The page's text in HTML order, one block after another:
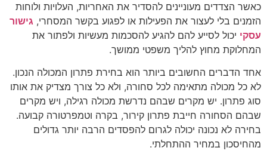
כאשר הצדדים מעוניינים להסדיר את האחריות, העלויות ולוחות
הזמנים בלי לעצור את הפעילות או לפגוע בקשר המסחרי, גישור
עסקי יכול לסייע להם להגיע להסכמות מעשיות ולפתור את
המחלוקת מחוץ להליך משפטי ממושך.
אחד הדברים החשובים ביותר הוא בחירת פתרון המכולה הנכון.
לא כל מכולה מתאימה לכל סחורה, ולא כל צורך מצדיק את אותו
סוג פתרון. יש מקרים שבהם נדרשת מכולה רגילה, ויש מקרים
שבהם הסחורה חייבת פתרון קירור, בקרה וטמפרטורה קבועה.
בחירה לא נכונה יכולה לגרום להפסדים הרבה יותר גדולים
מהחיסכון במחיר ההתחלתי.